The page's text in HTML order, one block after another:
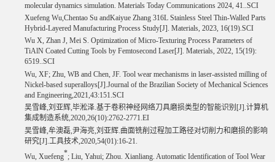
molecular dynamics simulation. Materials Today Communications 2024, 41..SCI
Xuefeng Wu,Chentao Su andKaiyue Zhang 316L Stainless Steel Thin-Walled Parts
Hybrid-Layered Manufacturing Process Study[J]. Materials, 2023, 16(19).SCI
Wu X, Zhan J, Mei S. Optimization of Micro-Texturing Process Parameters of
TiAlN Coated Cutting Tools by Femtosecond Laser[J]. Materials, 2022, 15(19):
6519..SCI
Wu, XF; Zhu, WB and Chen, JF. Tool wear mechanisms in laser-assisted milling of
Nickel-based superalloys[J].Journal of the Brazilian Society of Mechanical Sciences
and Engineering,2021,43:151.SCI
吴雪峰,刘亚辉,毕淞泽.基于卷积神经网络刀具磨损类型的智能识别 [J].计算机
集成制造系统,2020,26(10):2762-2771.EI
吴雪峰 牟澳磊 尹海亮 刘亚辉 曲面铣削过程加工路径对切削力和磨损的影响
研究[J]. 工具技术 ,2020,54(01):16-21.
Wu, Xuefeng*; Liu, Yahui; Zhou. Xianliang. Automatic Identification of Tool Wear